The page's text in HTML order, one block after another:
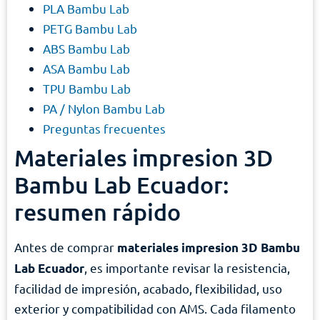
PLA Bambu Lab
PETG Bambu Lab
ABS Bambu Lab
ASA Bambu Lab
TPU Bambu Lab
PA / Nylon Bambu Lab
Preguntas frecuentes
Materiales impresion 3D
Bambu Lab Ecuador:
resumen rápido
Antes de comprar materiales impresion 3D Bambu
Lab Ecuador, es importante revisar la resistencia,
facilidad de impresión, acabado, flexibilidad, uso
exterior y compatibilidad con AMS. Cada filamento